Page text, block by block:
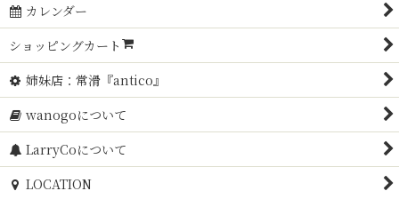
カレンダー
ショッピングカート
姉妹店：常滑『antico』
wanogoについて
LarryCoについて
LOCATION